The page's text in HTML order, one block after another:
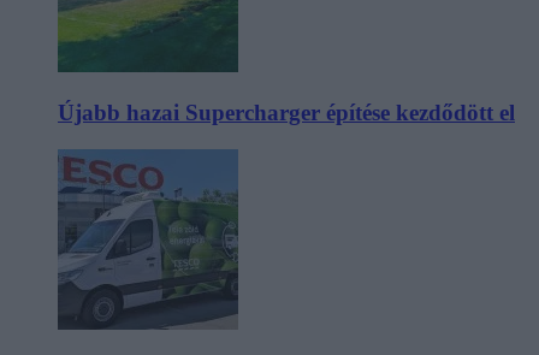
Újabb hazai Supercharger építése kezdődött el